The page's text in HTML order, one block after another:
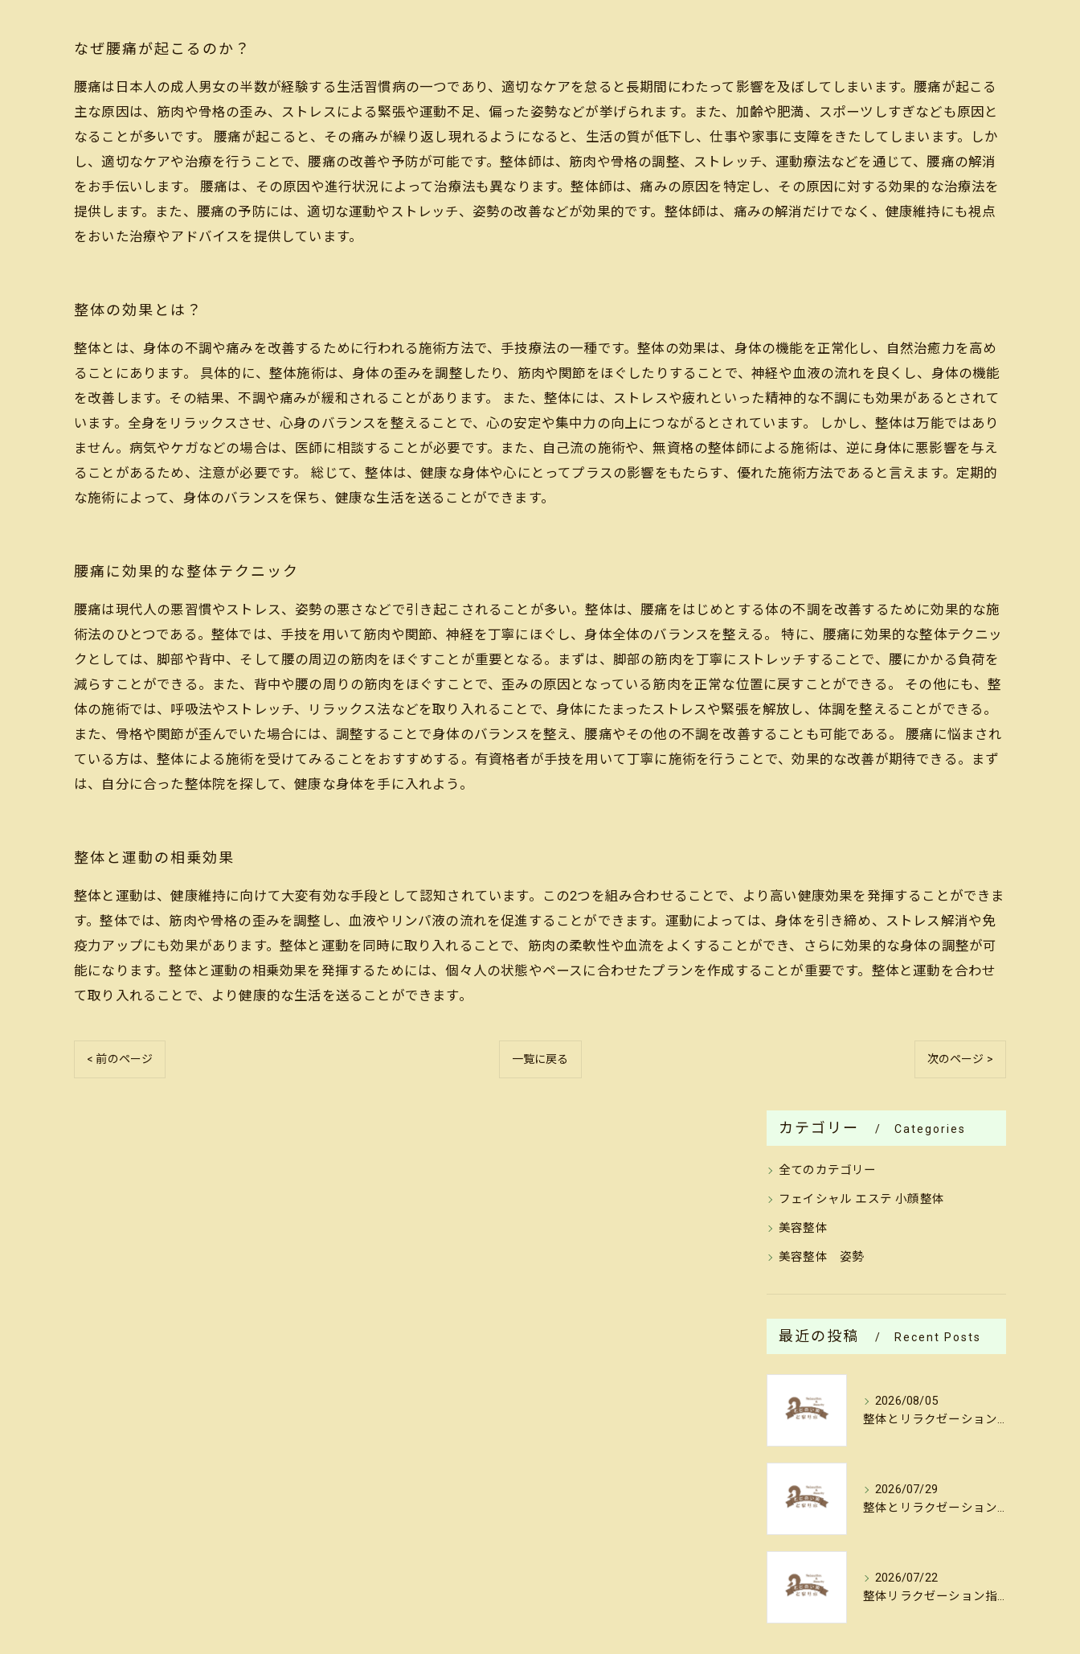
なぜ腰痛が起こるのか？
腰痛は日本人の成人男女の半数が経験する生活習慣病の一つであり、適切なケアを怠ると長期間にわたって影響を及ぼしてしまいます。腰痛が起こる
主な原因は、筋肉や骨格の歪み、ストレスによる緊張や運動不足、偏った姿勢などが挙げられます。また、加齢や肥満、スポーツしすぎなども原因と
なることが多いです。 腰痛が起こると、その痛みが繰り返し現れるようになると、生活の質が低下し、仕事や家事に支障をきたしてしまいます。しか
し、適切なケアや治療を行うことで、腰痛の改善や予防が可能です。整体師は、筋肉や骨格の調整、ストレッチ、運動療法などを通じて、腰痛の解消
をお手伝いします。 腰痛は、その原因や進行状況によって治療法も異なります。整体師は、痛みの原因を特定し、その原因に対する効果的な治療法を
提供します。また、腰痛の予防には、適切な運動やストレッチ、姿勢の改善などが効果的です。整体師は、痛みの解消だけでなく、健康維持にも視点
をおいた治療やアドバイスを提供しています。
整体の効果とは？
整体とは、身体の不調や痛みを改善するために行われる施術方法で、手技療法の一種です。整体の効果は、身体の機能を正常化し、自然治癒力を高め
ることにあります。 具体的に、整体施術は、身体の歪みを調整したり、筋肉や関節をほぐしたりすることで、神経や血液の流れを良くし、身体の機能
を改善します。その結果、不調や痛みが緩和されることがあります。 また、整体には、ストレスや疲れといった精神的な不調にも効果があるとされて
います。全身をリラックスさせ、心身のバランスを整えることで、心の安定や集中力の向上につながるとされています。 しかし、整体は万能ではあり
ません。病気やケガなどの場合は、医師に相談することが必要です。また、自己流の施術や、無資格の整体師による施術は、逆に身体に悪影響を与え
ることがあるため、注意が必要です。 総じて、整体は、健康な身体や心にとってプラスの影響をもたらす、優れた施術方法であると言えます。定期的
な施術によって、身体のバランスを保ち、健康な生活を送ることができます。
腰痛に効果的な整体テクニック
腰痛は現代人の悪習慣やストレス、姿勢の悪さなどで引き起こされることが多い。整体は、腰痛をはじめとする体の不調を改善するために効果的な施
術法のひとつである。整体では、手技を用いて筋肉や関節、神経を丁寧にほぐし、身体全体のバランスを整える。 特に、腰痛に効果的な整体テクニッ
クとしては、脚部や背中、そして腰の周辺の筋肉をほぐすことが重要となる。まずは、脚部の筋肉を丁寧にストレッチすることで、腰にかかる負荷を
減らすことができる。また、背中や腰の周りの筋肉をほぐすことで、歪みの原因となっている筋肉を正常な位置に戻すことができる。 その他にも、整
体の施術では、呼吸法やストレッチ、リラックス法などを取り入れることで、身体にたまったストレスや緊張を解放し、体調を整えることができる。
また、骨格や関節が歪んでいた場合には、調整することで身体のバランスを整え、腰痛やその他の不調を改善することも可能である。 腰痛に悩まされ
ている方は、整体による施術を受けてみることをおすすめする。有資格者が手技を用いて丁寧に施術を行うことで、効果的な改善が期待できる。まず
は、自分に合った整体院を探して、健康な身体を手に入れよう。
整体と運動の相乗効果
整体と運動は、健康維持に向けて大変有効な手段として認知されています。この2つを組み合わせることで、より高い健康効果を発揮することができま
す。整体では、筋肉や骨格の歪みを調整し、血液やリンパ液の流れを促進することができます。運動によっては、身体を引き締め、ストレス解消や免
疫力アップにも効果があります。整体と運動を同時に取り入れることで、筋肉の柔軟性や血流をよくすることができ、さらに効果的な身体の調整が可
能になります。整体と運動の相乗効果を発揮するためには、個々人の状態やペースに合わせたプランを作成することが重要です。整体と運動を合わせ
て取り入れることで、より健康的な生活を送ることができます。
< 前のページ 一覧に戻る 次のページ >
カテゴリー Categories
全てのカテゴリー
フェイシャル エステ 小顔整体
美容整体
美容整体 姿勢
最近の投稿 Recent Posts
2026/08/05
整体とリラクゼーションでしなやかな体を作る毎日のセルフケア実践法
2026/07/29
整体とリラクゼーションがもたらすストレス軽減ワールドを徹底解説
2026/07/22
整体リラクゼーション指導でストレスを和らげる具体的な方法とセルフケアのポイント